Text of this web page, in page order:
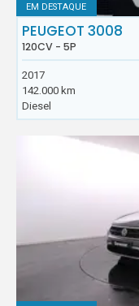
EM DESTAQUE
PEUGEOT 3008
120CV - 5P
2017
142.000 km
Diesel